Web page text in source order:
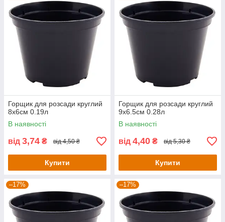
Горщик для розсади круглий
8х6см 0.19л
В наявності
від 3,74 ₴ від 4,50 ₴
Купити
Горщик для розсади круглий
9х6.5см 0.28л
В наявності
від 4,40 ₴ від 5,30 ₴
Купити
–17% –17%